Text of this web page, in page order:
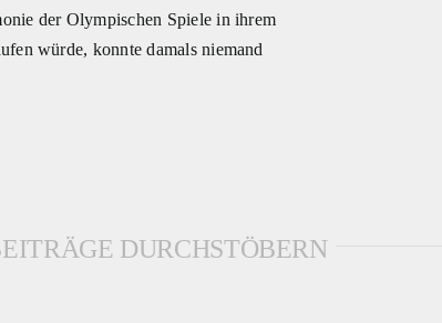
der Olympischen Spiele in ihrem
würde, konnte damals niemand
DURCHSTÖBERN